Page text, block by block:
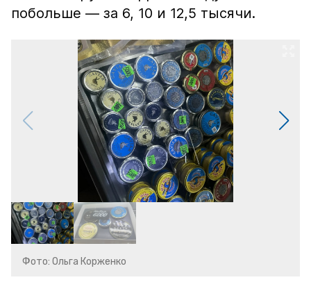
побольше — за 6, 10 и 12,5 тысячи.
Фото: Ольга Корженко